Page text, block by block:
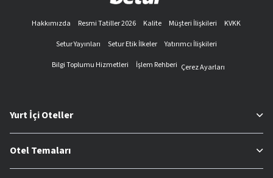
Hakkımızda Resmi Tatiller 2026 Kalite Müşteri İlişkileri
KVKK
Setur Yayınları
Setur Etik İlkeler
Yatırımcı İlişkileri
Bilgi Toplumu Hizmetleri
İşlem Rehberi Çerez Ayarları
Yurt İçi Oteller
Otel Temaları